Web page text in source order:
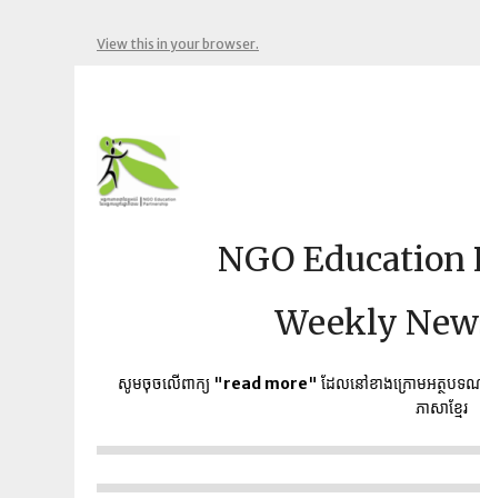
View this in your browser.
NGO
Weekly
សូមចុចលើពាក្យ "read more" ដែលនៅខាងក្រោមអត្ថបទ
ភាសាខ្មែរ